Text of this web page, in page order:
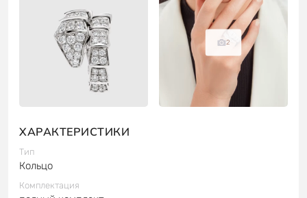
2
ХАРАКТЕРИСТИКИ
Тип
Кольцо
Комплектация